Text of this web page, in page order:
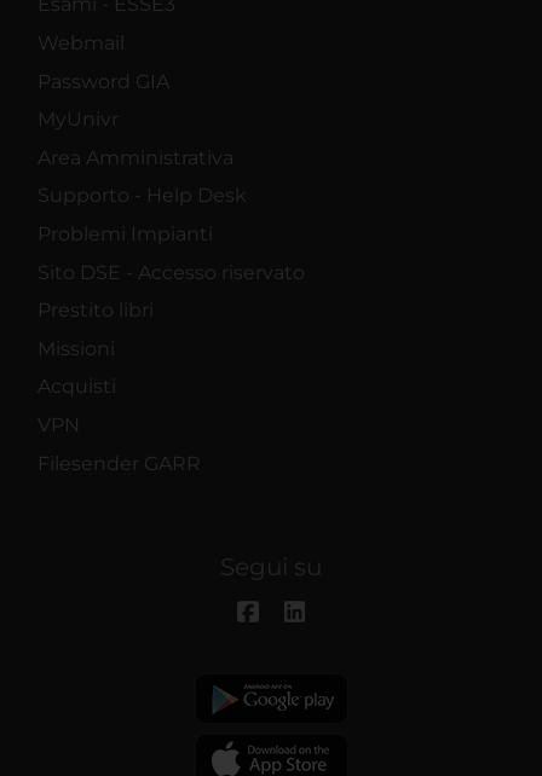
Esami - ESSE3
Webmail
Password GIA
MyUnivr
Area Amministrativa
Supporto - Help Desk
Problemi Impianti
Sito DSE - Accesso riservato
Prestito libri
Missioni
Acquisti
VPN
Filesender GARR
Segui su